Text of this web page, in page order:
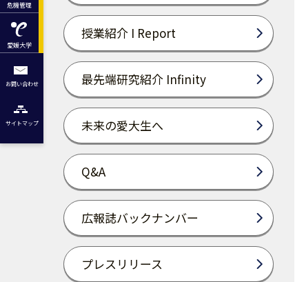
危機管理
愛媛大学
お問い合わせ
サイトマップ
授業紹介 I Report
最先端研究紹介 Infinity
未来の愛大生へ
Q&A
広報誌バックナンバー
プレスリリース